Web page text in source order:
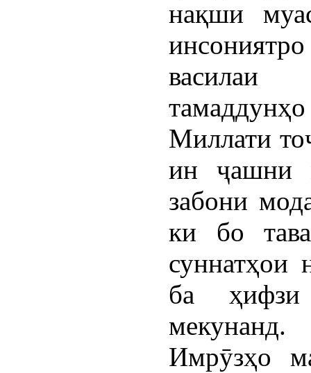
нақши
василаи
Миллати
ин ҷашни
забони
ки бо
суннатҳои
ба
мекунанд.
Имрӯзҳо